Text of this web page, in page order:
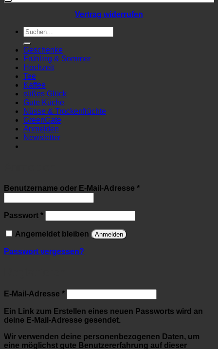
Vertrag widerrufen
Suchen
nach:
Geschenke
Frühling & Sommer
Hochzeit
Tee
Kaffee
süßes Glück
Gute Küche
Nüsse & Trockenfrüchte
GreenGate
Anmelden
Newsletter
Benutzername oder E-Mail-Adresse *Erforderlich
Passwort *Erforderlich
Angemeldet bleiben Anmelden
Passwort vergessen?
E-Mail-Adresse *Erforderlich
Ein Link zum Erstellen eines neuen Passworts wird an
deine E-Mail-Adresse gesendet.
Wir verwenden deine personenbezogenen Daten, um
eine möglichst gute Benutzererfahrung auf dieser